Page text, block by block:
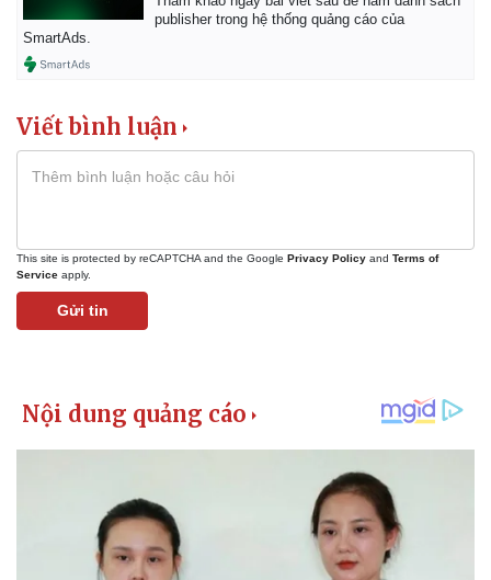
Thể thao
Bóng đá
Hậu trường
publisher trong hệ thống quảng cáo của
SmartAds.
Viết bình luận
This site is protected by reCAPTCHA and the Google Privacy Policy and Terms of
Service apply.
Gửi tin